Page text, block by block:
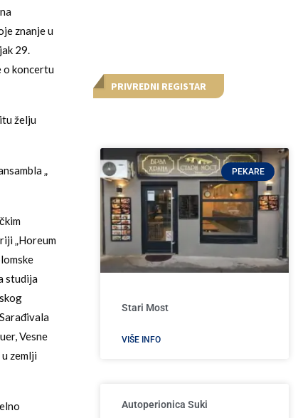
znanje u
29.
o koncertu
želju
„
„Horeum
studija
Vesne
zemlji
PRIVREDNI REGISTAR
PEKARE
Stari Most
VIŠE INFO
Autoperionica Suki